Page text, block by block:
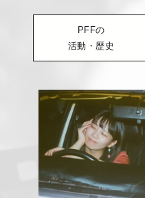
PFFの
活動・歴史